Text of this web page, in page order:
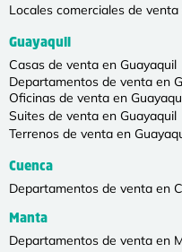
Locales comerciales de
Guayaquil
Casas de venta en Guayaquil
Departamentos de venta en
Oficinas de venta en
Suites de venta en Guayaquil
Terrenos de venta en
Cuenca
Departamentos de venta en
Manta
Departamentos de venta en